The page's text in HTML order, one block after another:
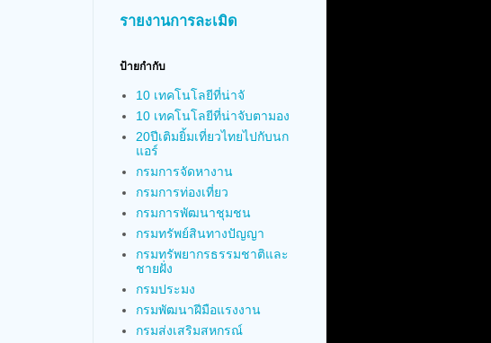
รายงานการละเมิด
ป้ายกำกับ
10 เทคโนโลยีที่น่าจั
10 เทคโนโลยีที่น่าจับตามอง
20ปีเติมยิ้มเที่ยวไทยไปกับนก
แอร์
กรมการจัดหางาน
กรมการท่องเที่ยว
กรมการพัฒนาชุมชน
กรมทรัพย์สินทางปัญญา
กรมทรัพยากรธรรมชาติและ
ชายฝั่ง
กรมประมง
กรมพัฒนาฝีมือแรงงาน
กรมส่งเสริมสหกรณ์